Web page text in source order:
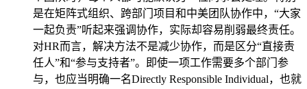
是在矩阵式组织、跨部门项目和中美团队协作中，“大家
一起负责”听起来强调协作，实际却容易削弱最终责任。
对HR而言，解决方法不是减少协作，而是区分“直接责
任人”和“参与支持者”。即使一项工作需要多个部门参
与，也应当明确一名Directly Responsible Individual，也就